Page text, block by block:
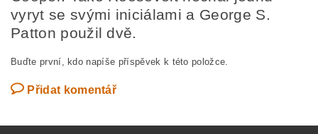
vyryt se svými iniciálami a George S.
Patton použil dvě.
Buďte první, kdo napíše příspěvek k této položce.
Přidat komentář